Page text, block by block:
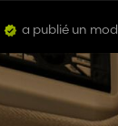
a publié un mod